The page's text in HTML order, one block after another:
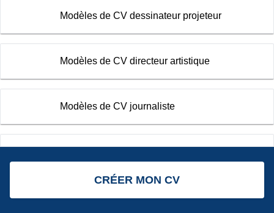
CRÉER MON CV
Modèles de CV dessinateur projeteur
Modèles de CV directeur artistique
Modèles de CV journaliste
Modèles de CV média planner